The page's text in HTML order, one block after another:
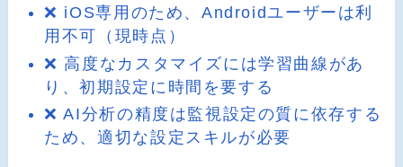
❌ iOS専用のため、Androidユーザーは利
用不可（現時点）
❌ 高度なカスタマイズには学習曲線があ
り、初期設定に時間を要する
❌ AI分析の精度は監視設定の質に依存する
ため、適切な設定スキルが必要